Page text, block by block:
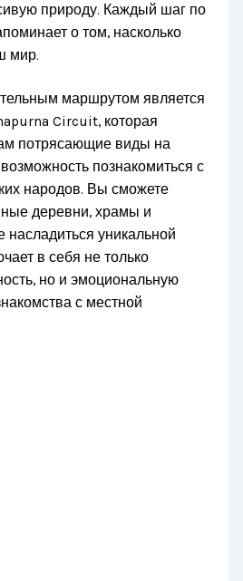
природу. Каждый шаг по
о том, насколько
мир.
маршрутом является
Circuit, которая
потрясающие виды на
познакомиться с
народов. Вы сможете
деревни, храмы и
насладиться уникальной
в себя не только
но и эмоциональную
с местной